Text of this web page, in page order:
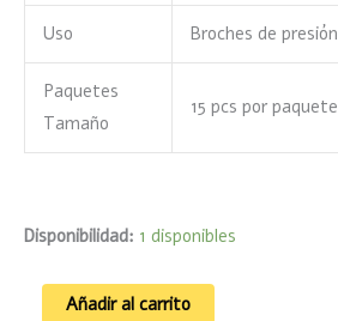
Uso Broches de presión
Paquetes
Tamaño
15 pcs por paquete
Disponibilidad: 1 disponibles
Añadir al carrito